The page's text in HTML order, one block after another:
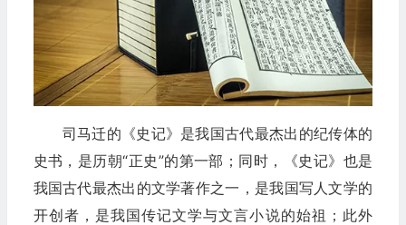
司马迁的《史记》是我国古代最杰出的纪传体的
史书，是历朝“正史”的第一部；同时，《史记》也是
我国古代最杰出的文学著作之一，是我国写人文学的
开创者，是我国传记文学与文言小说的始祖；此外